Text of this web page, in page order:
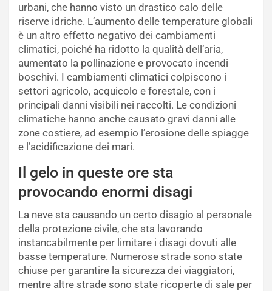
urbani, che hanno visto un drastico calo delle
riserve idriche. L’aumento delle temperature globali
è un altro effetto negativo dei cambiamenti
climatici, poiché ha ridotto la qualità dell’aria,
aumentato la pollinazione e provocato incendi
boschivi. I cambiamenti climatici colpiscono i
settori agricolo, acquicolo e forestale, con i
principali danni visibili nei raccolti. Le condizioni
climatiche hanno anche causato gravi danni alle
zone costiere, ad esempio l’erosione delle spiagge
e l’acidificazione dei mari.
Il gelo in queste ore sta
provocando enormi disagi
La neve sta causando un certo disagio al personale
della protezione civile, che sta lavorando
instancabilmente per limitare i disagi dovuti alle
basse temperature. Numerose strade sono state
chiuse per garantire la sicurezza dei viaggiatori,
mentre altre strade sono state ricoperte di sale per